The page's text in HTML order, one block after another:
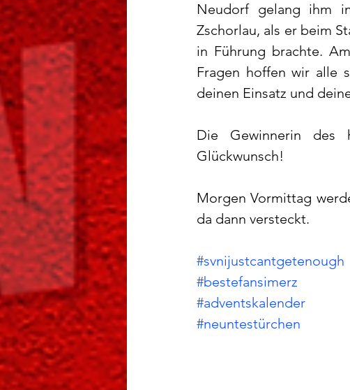
Neudorf gelang ihm
Zschorlau, als er beim
in Führung brachte.
Fragen hoffen wir alle
deinen Einsatz und
Die Gewinnerin des
Glückwunsch!
Morgen Vormittag
da dann versteckt.
#svnijustcantgetenough
#bestefansimerz
#adventskalender
#neuntestürchen